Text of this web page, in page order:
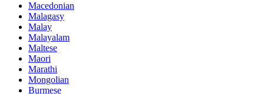
Macedonian
Malagasy
Malay
Malayalam
Maltese
Maori
Marathi
Mongolian
Burmese